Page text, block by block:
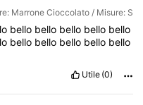
Marrone Cioccolato / Misure: S
bello bello bello bello bello
bello bello bello bello bello
Utile (0)